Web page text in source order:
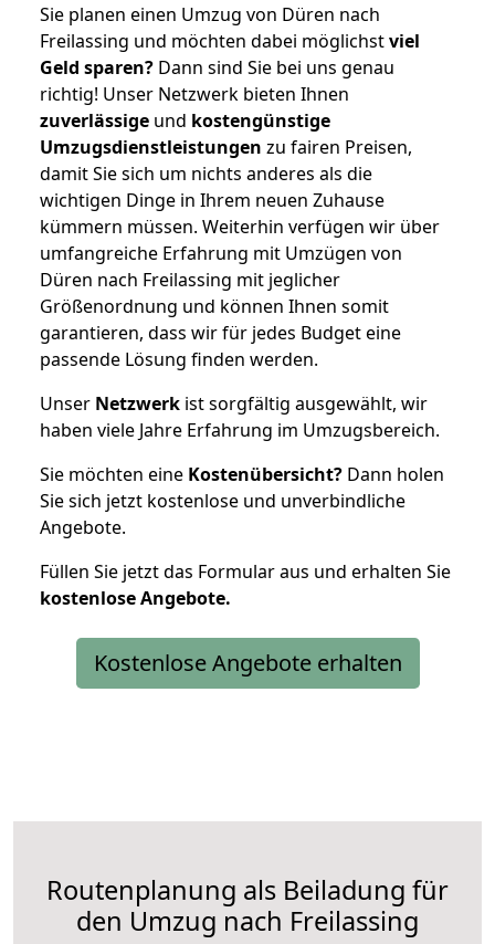
Sie planen einen Umzug von Düren nach
Freilassing und möchten dabei möglichstviel
Geld sparen? Dann sind Sie bei uns genau
richtig! Unser Netzwerk bieten Ihnen
zuverlässige und kostengünstige
Umzugsdienstleistungen zu fairen Preisen,
damit Sie sich um nichts anderes als die
wichtigen Dinge in Ihrem neuen Zuhause
kümmern müssen. Weiterhin verfügen wir über
umfangreiche Erfahrung mit Umzügen von
Düren nach Freilassing mit jeglicher
Größenordnung und können Ihnen somit
garantieren, dass wir für jedes Budget eine
passende Lösung finden werden.
Unser Netzwerk ist sorgfältig ausgewählt, wir
haben viele Jahre Erfahrung im Umzugsbereich.
Sie möchten eine Kostenübersicht? Dann holen
Sie sich jetzt kostenlose und unverbindliche
Angebote.
Füllen Sie jetzt das Formular aus und erhalten Sie
kostenloseAngebote.
Kostenlose Angebote erhalten
Routenplanung als Beiladung für
den Umzug nach Freilassing